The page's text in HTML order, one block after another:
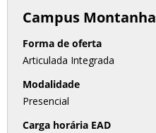
Campus Montanha
Forma de oferta
Articulada Integrada
Modalidade
Presencial
Carga horária EAD